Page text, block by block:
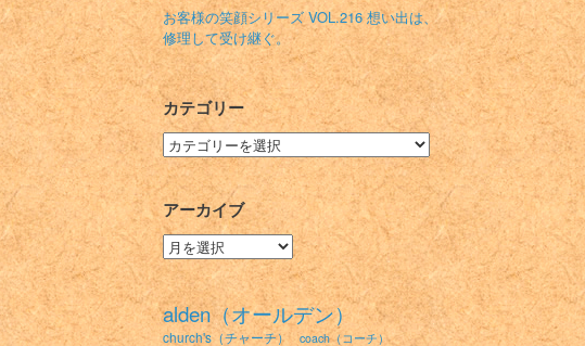
お客様の笑顔シリーズ VOL.216 想い出は、
修理して受け継ぐ。
カテゴリー
カ
テ
ゴ
リ
ー
アーカイブ
ア
ー
カ
イ
ブ
alden（オールデン）
church's（チャーチ） coach（コーチ）